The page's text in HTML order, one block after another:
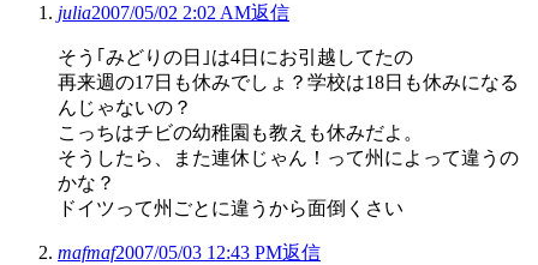
julia2007/05/02 2:02 AM返信
そう｢みどりの日｣は4日にお引越してたの
再来週の17日も休みでしょ？学校は18日も休みになる
んじゃないの？
こっちはチビの幼稚園も教えも休みだよ。
そうしたら、また連休じゃん！って州によって違うの
かな？
ドイツって州ごとに違うから面倒くさい
mafmaf2007/05/03 12:43 PM返信